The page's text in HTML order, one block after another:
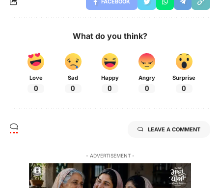
What do you think?
Love
0
Sad
0
Happy
0
Angry
0
Surprise
0
LEAVE A COMMENT
- ADVERTISEMENT -